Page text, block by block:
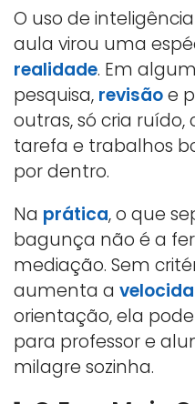
O uso de
aula virou uma
realidade. Em
pesquisa, revisãoe
outras, só cria
tarefa e trabalhos
por dentro.
Na prática, o que
bagunça não é a
mediação. Sem
aumenta a
orientação, ela
para professor e
milagre sozinha.